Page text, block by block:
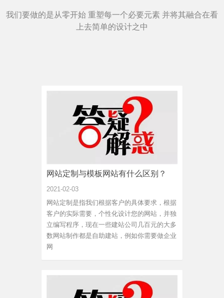
我们要做的是从零开始 重塑每一个必要元素 并将其融合在看
上去简单的设计之中
网站定制与模板网站有什么区别？
2021-02-03
网站定制是指我们根据客户的具体要求，根据
客户的实际需要，个性化设计您的网站，并独
立编写程序，现在一些建站公司几百元的大多
数网站制作都是自助建站，例如你需要做企业
网